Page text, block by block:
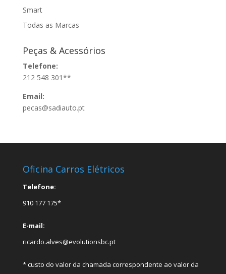
Smart
Todas as Marcas
Peças & Acessórios
Telefone:
212 548 301**
Email:
pecas@sadiauto.pt
Oficina Carros Elétricos
Telefone:
910 177 175*
E-mail:
ricardo.alves@evolutionsbc.pt
* custo do valor da chamada correspondente ao valor da